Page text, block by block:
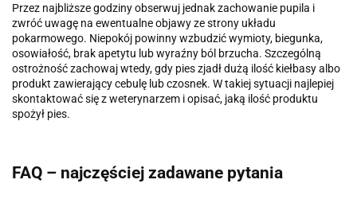
Przez najbliższe godziny obserwuj jednak zachowanie pupila i
zwróć uwagę na ewentualne objawy ze strony układu
pokarmowego. Niepokój powinny wzbudzić wymioty, biegunka,
osowiałość, brak apetytu lub wyraźny ból brzucha. Szczególną
ostrożność zachowaj wtedy, gdy pies zjadł dużą ilość kiełbasy albo
produkt zawierający cebulę lub czosnek. W takiej sytuacji najlepiej
skontaktować się z weterynarzem i opisać, jaką ilość produktu
spożył pies.
FAQ – najczęściej zadawane pytania